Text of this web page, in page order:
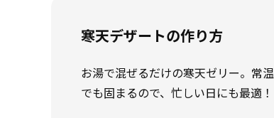
寒天デザートの作り方
お湯で混ぜるだけの寒天ゼリー。常温
でも固まるので、忙しい日にも最適！